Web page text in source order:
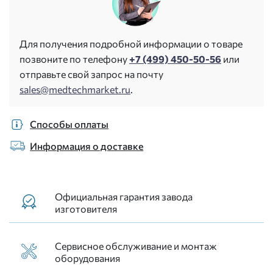
Для получения подробной информации о товаре
позвоните по телефону+7 (499) 450-50-56 или
отправьте свой запрос на почту
sales@medtechmarket.ru
Способы оплаты
Информация о доставке
Официальная гарантия завода
изготовителя
Сервисное обслуживание и монтаж
оборудования